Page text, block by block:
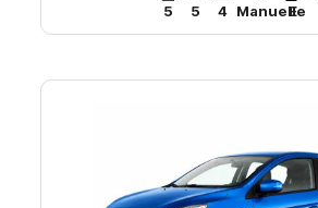
5 5 4 Manuelle
E